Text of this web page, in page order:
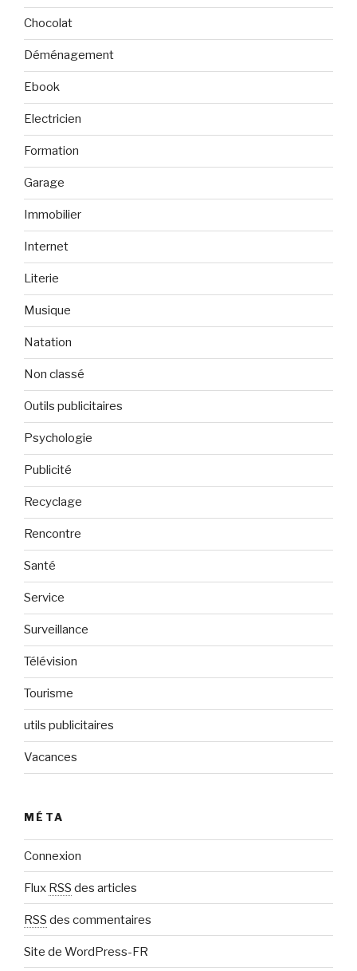
Chocolat
Déménagement
Ebook
Electricien
Formation
Garage
Immobilier
Internet
Literie
Musique
Natation
Non classé
Outils publicitaires
Psychologie
Publicité
Recyclage
Rencontre
Santé
Service
Surveillance
Télévision
Tourisme
utils publicitaires
Vacances
MÉTA
Connexion
Flux RSS des articles
RSS des commentaires
Site de WordPress-FR